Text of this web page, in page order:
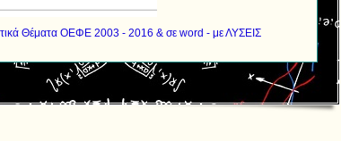
Θέματα ΟΕΦΕ 2003 - 2016 & σε word - με ΛΥΣΕΙΣ